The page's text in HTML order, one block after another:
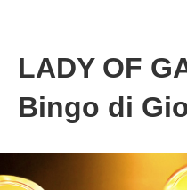
LADY OF
Bingo di